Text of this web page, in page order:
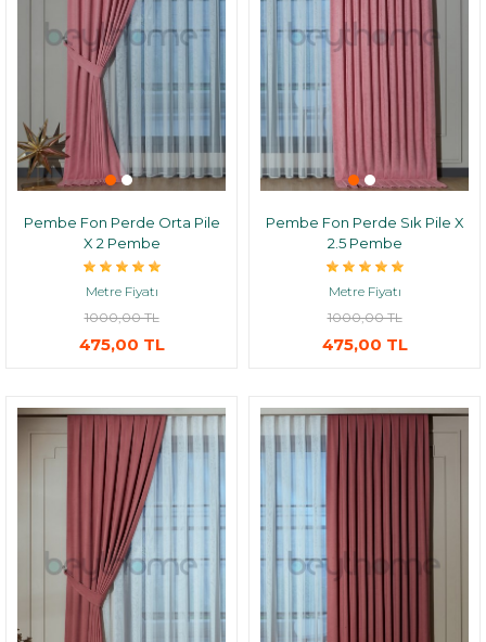
Pembe Fon Perde Orta Pile
X 2 Pembe
Metre Fiyatı
1000,00 TL
475,00 TL
Pembe Fon Perde Sık Pile X
2.5 Pembe
Metre Fiyatı
1000,00 TL
475,00 TL